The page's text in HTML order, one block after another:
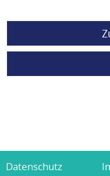
Datenschutz